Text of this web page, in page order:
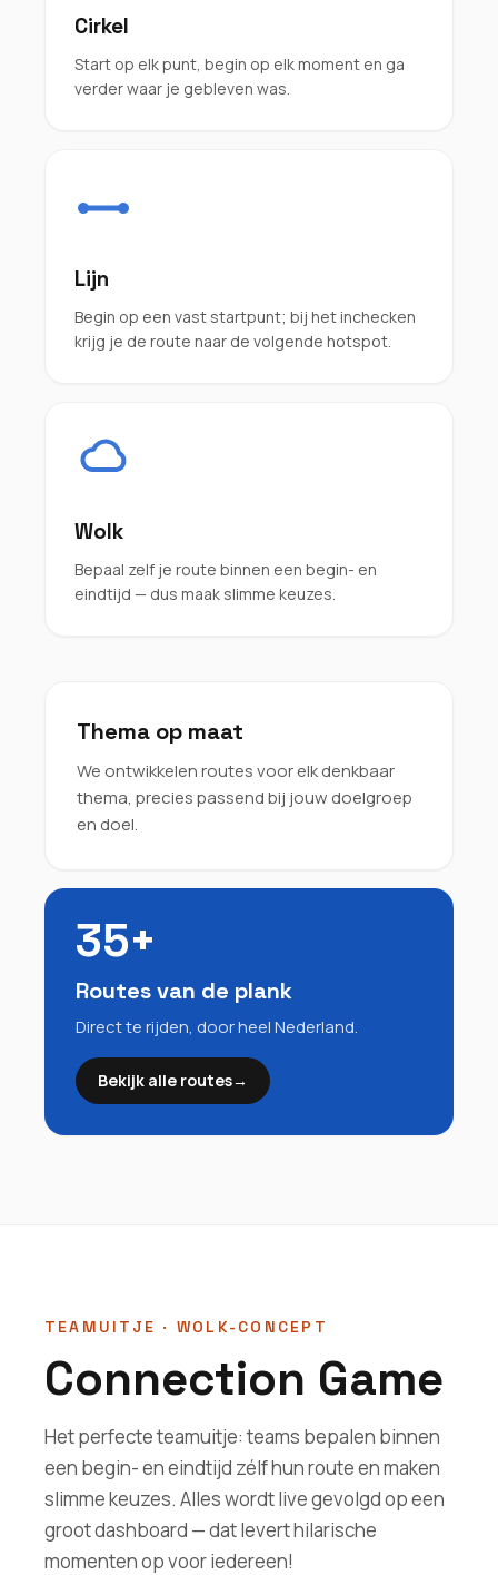
Cirkel
Start op elk punt, begin op elk moment en ga
verder waar je gebleven was.
Lijn
Begin op een vast startpunt; bij het inchecken
krijg je de route naar de volgende hotspot.
Wolk
Bepaal zelf je route binnen een begin- en
eindtijd — dus maak slimme keuzes.
Thema op maat
We ontwikkelen routes voor elk denkbaar
thema, precies passend bij jouw doelgroep
en doel.
35+
Routes van de plank
Direct te rijden, door heel Nederland.
Bekijk alle routes→
TEAMUITJE · WOLK-CONCEPT
Connection Game
Het perfecte teamuitje: teams bepalen binnen
een begin- en eindtijd zélf hun route en maken
slimme keuzes. Alles wordt live gevolgd op een
groot dashboard — dat levert hilarische
momenten op voor iedereen!